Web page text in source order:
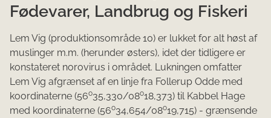
Fødevarer, Landbrug og Fiskeri
Lem Vig (produktionsområde 10) er lukket for alt høst af
muslinger m.m. (herunder østers), idet der tidligere er
konstateret norovirus i området. Lukningen omfatter
Lem Vig afgrænset af en linje fra Follerup Odde med
koordinaterne (56o35,330/08o18,373) til Kabbel Hage
med koordinaterne (56o34,654/08o19,715) - grænsende